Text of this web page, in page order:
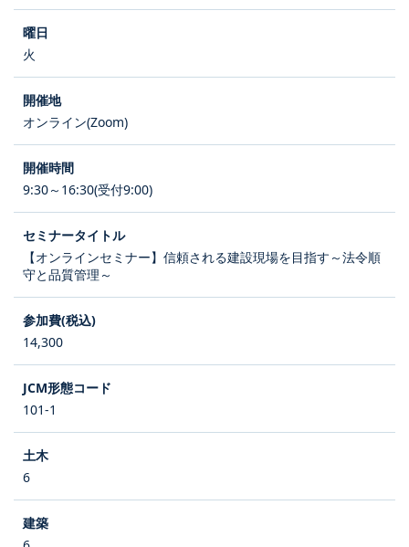
火
オンライン(Zoom)
9:30～16:30(受付9:00)
【オンラインセミナー】信頼される建設現場を目指す～法令順
守と品質管理～
14,300
101-1
6